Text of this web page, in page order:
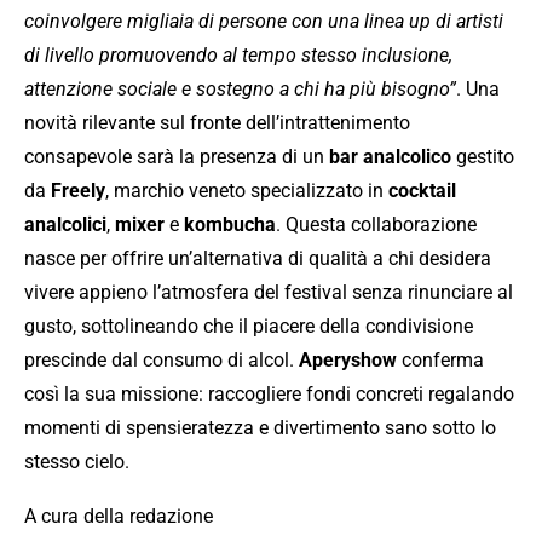
coinvolgere migliaia di persone con una linea up di artisti
di livello promuovendo al tempo stesso inclusione,
attenzione sociale e sostegno a chi ha più bisogno”. Una
novità rilevante sul fronte dell’intrattenimento
consapevole sarà la presenza di un bar analcolico gestito
da Freely, marchio veneto specializzato in cocktail
analcolici, mixer e kombucha. Questa collaborazione
nasce per offrire un’alternativa di qualità a chi desidera
vivere appieno l’atmosfera del festival senza rinunciare al
gusto, sottolineando che il piacere della condivisione
prescinde dal consumo di alcol. Aperyshow conferma
così la sua missione: raccogliere fondi concreti regalando
momenti di spensieratezza e divertimento sano sotto lo
stesso cielo.
A cura della redazione